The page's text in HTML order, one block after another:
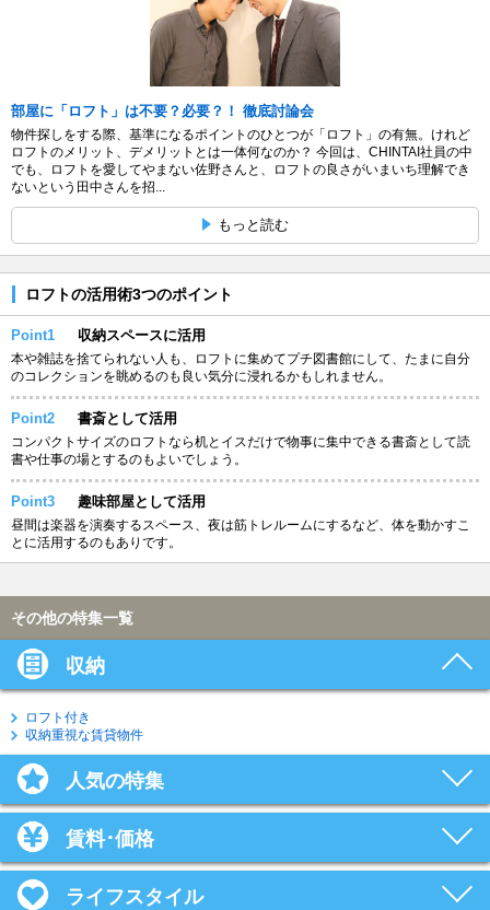
部屋に「ロフト」は不要？必要？！ 徹底討論会
物件探しをする際、基準になるポイントのひとつが「ロフト」の有無。けれど
ロフトのメリット、デメリットとは一体何なのか？ 今回は、CHINTAI社員の中
でも、ロフトを愛してやまない佐野さんと、ロフトの良さがいまいち理解でき
ないという田中さんを招...
もっと読む
ロフトの活用術3つのポイント
Point1 収納スペースに活用
本や雑誌を捨てられない人も、ロフトに集めてプチ図書館にして、たまに自分
のコレクションを眺めるのも良い気分に浸れるかもしれません。
Point2 書斎として活用
コンパクトサイズのロフトなら机とイスだけで物事に集中できる書斎として読
書や仕事の場とするのもよいでしょう。
Point3 趣味部屋として活用
昼間は楽器を演奏するスペース、夜は筋トレルームにするなど、体を動かすこ
とに活用するのもありです。
その他の特集一覧
収納
ロフト付き
収納重視な賃貸物件
人気の特集
賃料･価格
ライフスタイル